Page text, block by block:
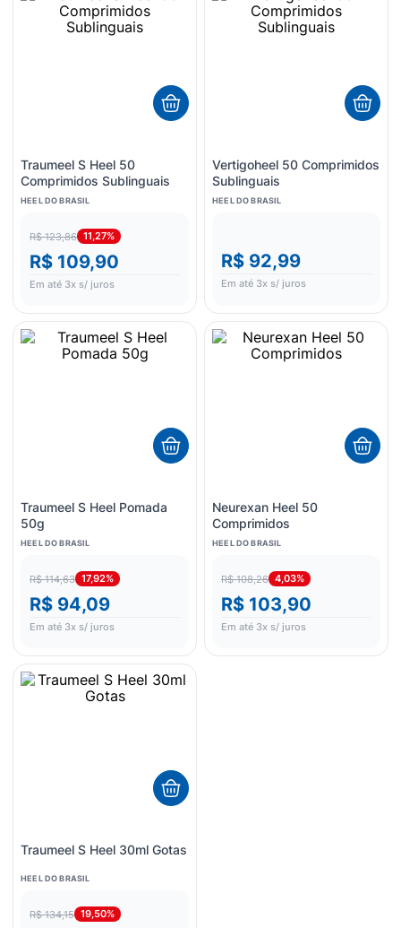
Traumeel S Heel 50
Comprimidos Sublinguais
HEEL DO BRASIL
R$ 123,86 11,27%
R$ 109,90
Em até 3x s/ juros
Vertigoheel 50 Comprimidos
Sublinguais
HEEL DO BRASIL
R$ 92,99
Em até 3x s/ juros
Traumeel S Heel Pomada
50g
HEEL DO BRASIL
R$ 114,63 17,92%
R$ 94,09
Em até 3x s/ juros
Neurexan Heel 50
Comprimidos
HEEL DO BRASIL
R$ 108,26 4,03%
R$ 103,90
Em até 3x s/ juros
Traumeel S Heel 30ml Gotas
HEEL DO BRASIL
R$ 134,15 19,50%
8º
esmalte
9º